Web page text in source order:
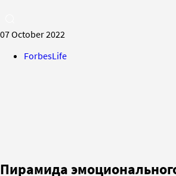
07 October 2022
ForbesLife
Пирамида